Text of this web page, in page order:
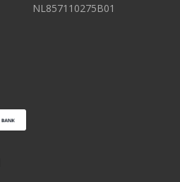
NL857110275B01